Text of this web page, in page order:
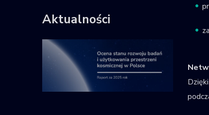
Aktualności